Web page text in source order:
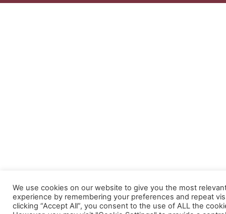
We use cookies on our website to give you the most
experience by remembering your preferences and repeat
clicking “Accept All”, you consent to the use of ALL the